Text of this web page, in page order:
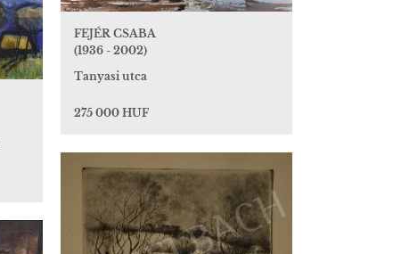
FEJÉR CSABA
(1936 - 2002)
Tanyasi utca
275 000 HUF